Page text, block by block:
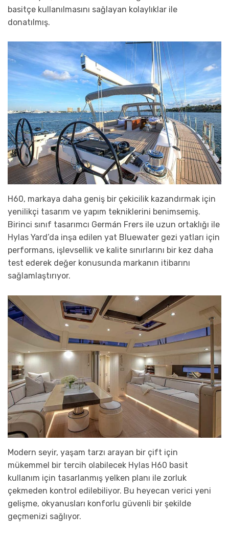
basitçe kullanılmasını sağlayan kolaylıklar ile
donatılmış.
H60, markaya daha geniş bir çekicilik kazandırmak için
yenilikçi tasarım ve yapım tekniklerini benimsemiş.
Birinci sınıf tasarımcı Germán Frers ile uzun ortaklığı ile
Hylas Yard’da inşa edilen yat Bluewater gezi yatları için
performans, işlevsellik ve kalite sınırlarını bir kez daha
test ederek değer konusunda markanın itibarını
sağlamlaştırıyor.
Modern seyir, yaşam tarzı arayan bir çift için
mükemmel bir tercih olabilecek Hylas H60 basit
kullanım için tasarlanmış yelken planı ile zorluk
çekmeden kontrol edilebiliyor. Bu heyecan verici yeni
gelişme, okyanusları konforlu güvenli bir şekilde
geçmenizi sağlıyor.